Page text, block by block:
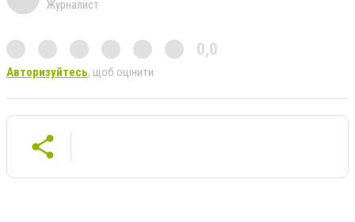
Журналист
0,0
Авторизуйтесь, щоб оцінити